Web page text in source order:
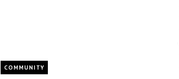
COMMUNITY